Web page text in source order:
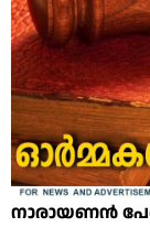
നാരായണന്‍